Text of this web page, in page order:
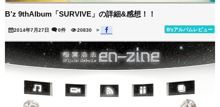
B’z 9thAlbum「SURVIVE」の詳細&感想！！
2014年7月27日 B'zアルバムレビュー
0件 20830 >